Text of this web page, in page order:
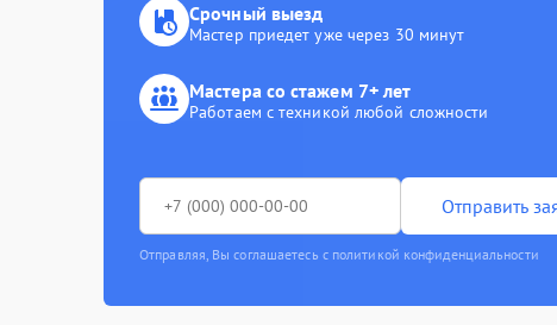
Срочный выезд
Мастер приедет уже через 30 минут
Мастера со стажем 7+ лет
Работаем с техникой любой сложности
Отправить
Отправляя, Вы соглашаетесь с политикой конфиденциальности